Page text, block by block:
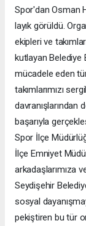
Spor'dan Osman
layık görüldü.
ekipleri ve
kutlayan Belediye
mücadele eden
takımlarımızı
davranışlarından
başarıyla
Spor İlçe
İlçe Emniyet
arkadaşlarımıza
Seydişehir
sosyal
pekiştiren bu tür